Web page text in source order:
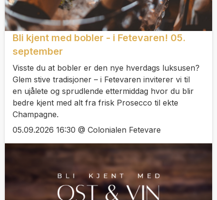
Bli kjent med bobler - i Fetevaren! 05.
september
Visste du at bobler er den nye hverdags luksusen?
Glem stive tradisjoner – i Fetevaren inviterer vi til
en ujålete og sprudlende ettermiddag hvor du blir
bedre kjent med alt fra frisk Prosecco til ekte
Champagne.
05.09.2026 16:30 @ Colonialen Fetevare